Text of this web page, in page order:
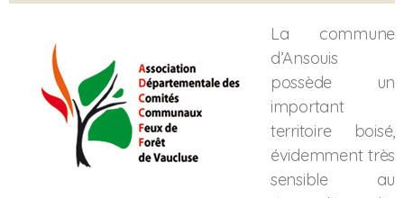
La commune
d’Ansouis
possède un
important
territoire boisé,
évidemment très
sensible au